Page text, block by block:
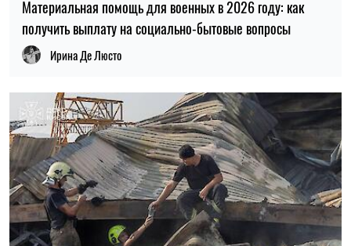
Материальная помощь для военных в 2026 году: как
получить выплату на социально-бытовые вопросы
Ирина Де Люсто